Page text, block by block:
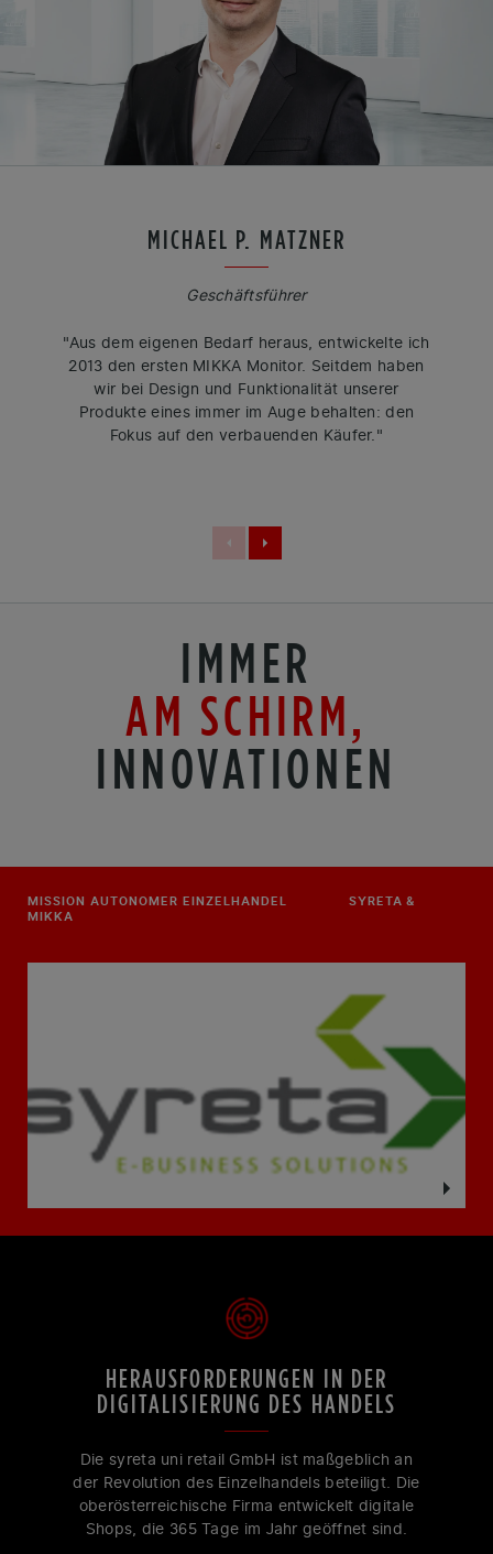
MICHAEL P. MATZNER
Geschäftsführer
"Aus dem eigenen Bedarf heraus, entwickelte ich
2013 den ersten MIKKA Monitor. Seitdem haben
wir bei Design und Funktionalität unserer
Produkte eines immer im Auge behalten: den
Fokus auf den verbauenden Käufer."
IMMER
AM SCHIRM,
INNOVATIONEN
MISSION AUTONOMER EINZELHANDEL SYRETA &
MIKKA
HERAUSFORDERUNGEN IN DER
DIGITALISIERUNG DES HANDELS
Die syreta uni retail GmbH ist maßgeblich an
der Revolution des Einzelhandels beteiligt. Die
oberösterreichische Firma entwickelt digitale
Shops, die 365 Tage im Jahr geöffnet sind.